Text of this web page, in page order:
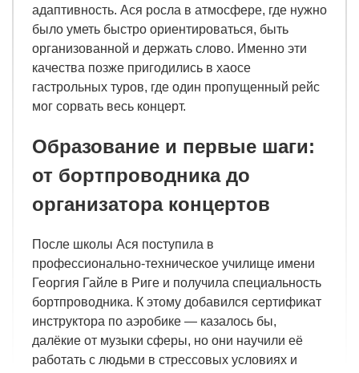
адаптивность. Ася росла в атмосфере, где нужно
было уметь быстро ориентироваться, быть
организованной и держать слово. Именно эти
качества позже пригодились в хаосе
гастрольных туров, где один пропущенный рейс
мог сорвать весь концерт.
Образование и первые шаги:
от бортпроводника до
организатора концертов
После школы Ася поступила в
профессионально-техническое училище имени
Георгия Гайле в Риге и получила специальность
бортпроводника. К этому добавился сертификат
инструктора по аэробике — казалось бы,
далёкие от музыки сферы, но они научили её
работать с людьми в стрессовых условиях и